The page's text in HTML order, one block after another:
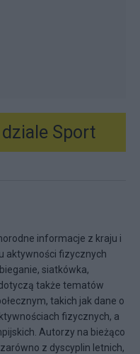
Sport
informacje z kraju i
aktywności fizycznych
siatkówka,
także tematów
takich jak dane o
fizycznych, a
Autorzy na bieżąco
z dyscyplin letnich,